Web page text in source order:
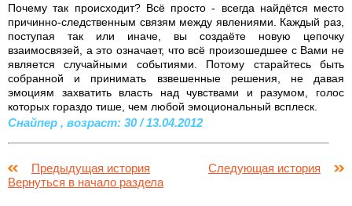
Почему так происходит? Всё просто - всегда найдётся место
причинно-следственным связям между явлениями. Каждый раз,
поступая так или иначе, вы создаёте новую цепочку
взаимосвязей, а это означает, что всё произошедшее с Вами не
является случайными событиями. Потому старайтесь быть
собранной и принимать взвешенные решения, не давая
эмоциям захватить власть над чувствами и разумом, голос
которых гораздо тише, чем любой эмоциональный всплеск.
Снайпер , возраст: 30 / 13.04.2012
Предыдущая история
Следующая история
Вернуться в начало раздела